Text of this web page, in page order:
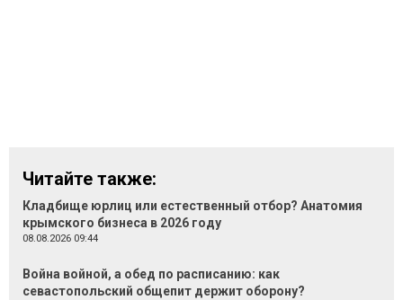
Читайте также:
Кладбище юрлиц или естественный отбор? Анатомия
крымского бизнеса в 2026 году
08.08.2026 09:44
Война войной, а обед по расписанию: как
севастопольский общепит держит оборону?